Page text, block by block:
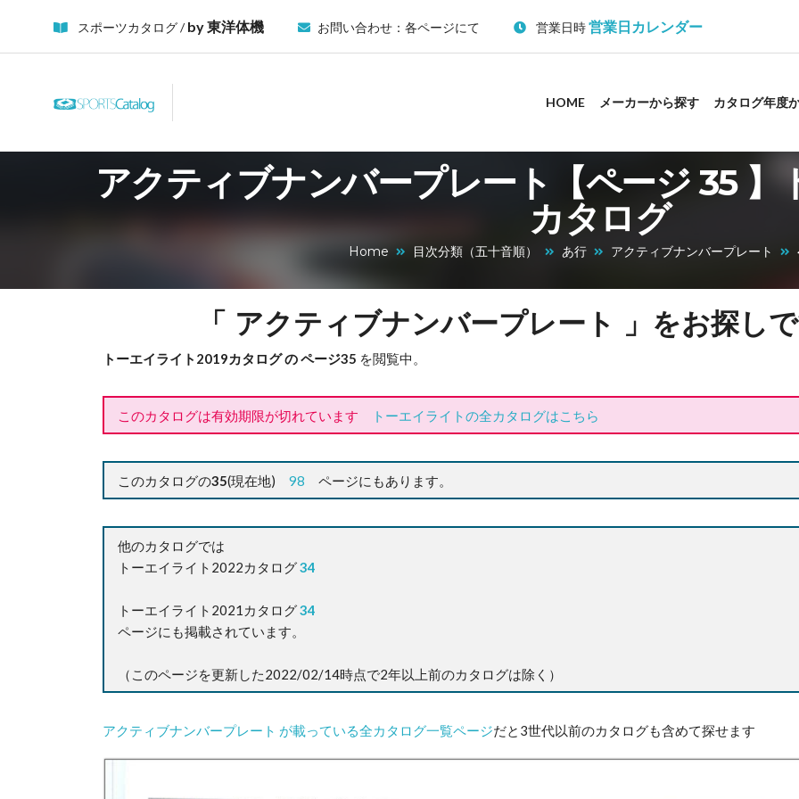
スポーツカタログ /by 東洋体機 お問い合わせ：各ページにて 営業日時営業日カレンダー
HOME メーカーから探す カタログ年度
アクティブナンバープレート【ページ 35 】
カタログ
Home 目次分類（五十音順） あ行 アクティブナンバープレート
「 アクティブナンバープレート 」をお探し
トーエイライト2019カタログ の ページ35 を閲覧中。
このカタログは有効期限が切れています トーエイライトの全カタログはこちら
このカタログの35(現在地) 98 ページにもあります。
他のカタログでは
トーエイライト2022カタログ34
トーエイライト2021カタログ34
ページにも掲載されています。
（このページを更新した2022/02/14時点で2年以上前のカタログは除く）
アクティブナンバープレート が載っている全カタログ一覧ページだと3世代以前のカタログも含めて探せます